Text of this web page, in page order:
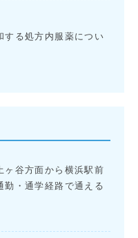
する処方内服薬につい
ヶ谷方面から横浜駅前
勤・通学経路で通える